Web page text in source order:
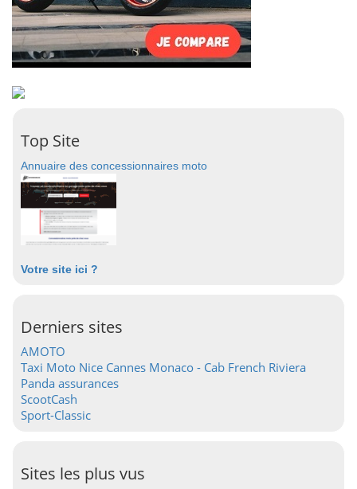
Top Site
Annuaire des concessionnaires moto
Votre site ici ?
Derniers sites
AMOTO
Taxi Moto Nice Cannes Monaco - Cab French Riviera
Panda assurances
ScootCash
Sport-Classic
Sites les plus vus